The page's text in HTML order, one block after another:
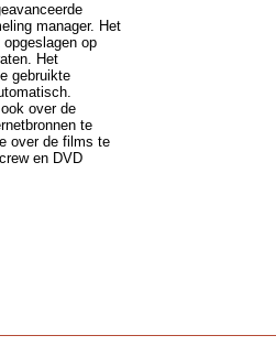
manager. Het
op
Het
gebruikte
over de
te
over de films te
en DVD